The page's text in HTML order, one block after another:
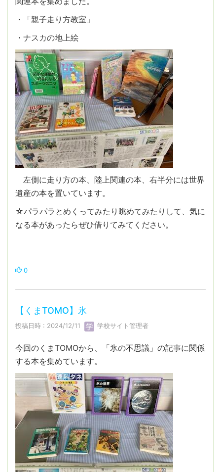
・「親子走り方教室」
・ナスカの地上絵
左側に走り方の本、陸上関連の本、右半分には世界
遺産の本を置いています。
☆パラパラとめくってみたり眺めてみたりして、気に
なる本があったらぜひ借りてみてください。
0
【くまTOMO】氷
投稿日時 : 2024/12/11 学校サイト管理者
今回のくまTOMOから、「氷の不思議」の記事に関係
する本を集めています。